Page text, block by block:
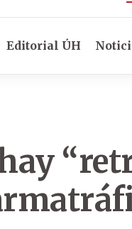
Editorial ÚH